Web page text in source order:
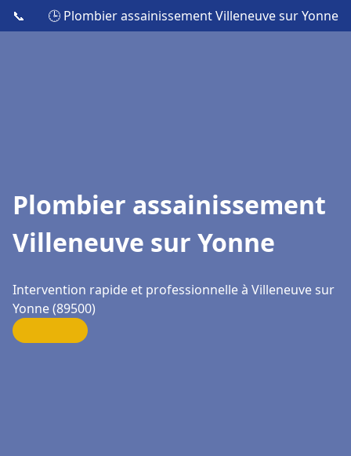
📞 🕒 Plombier assainissement Villeneuve sur Yonne
Plombier assainissement
Villeneuve sur Yonne
Intervention rapide et professionnelle à Villeneuve sur
Yonne (89500)